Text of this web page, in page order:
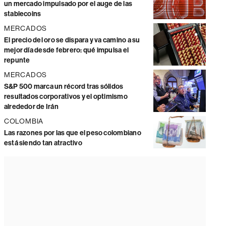
un mercado impulsado por el auge de las
stablecoins
MERCADOS
El precio del oro se dispara y va camino a su
mejor día desde febrero: qué impulsa el
repunte
MERCADOS
S&P 500 marca un récord tras sólidos
resultados corporativos y el optimismo
alrededor de Irán
COLOMBIA
Las razones por las que el peso colombiano
está siendo tan atractivo